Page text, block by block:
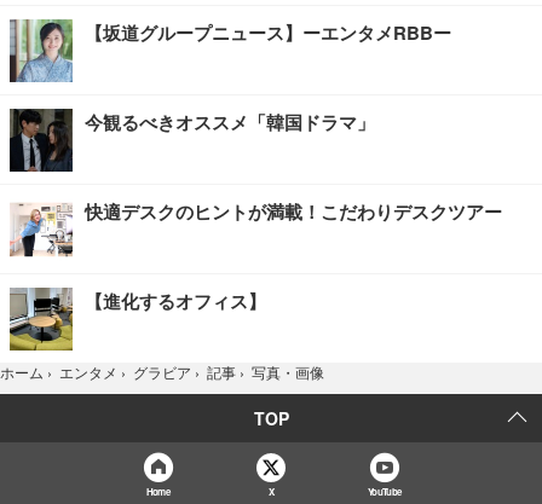
【坂道グループニュース】ーエンタメRBBー
今観るべきオススメ「韓国ドラマ」
快適デスクのヒントが満載！こだわりデスクツアー
【進化するオフィス】
ホーム › エンタメ › グラビア › 記事 › 写真・画像
TOP
Home X YouTube